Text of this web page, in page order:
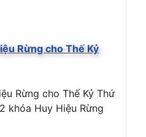
Rừng cho Thế Kỷ
Rừng cho Thế Kỷ Thứ
khóa Huy Hiệu Rừng